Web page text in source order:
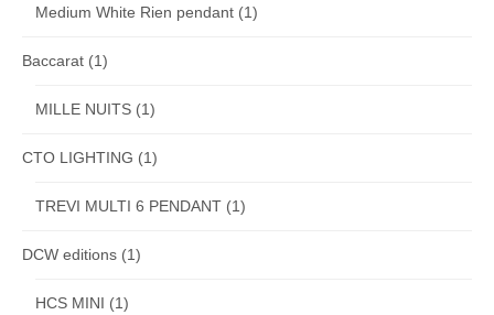
Medium White Rien pendant (1)
Baccarat (1)
MILLE NUITS (1)
CTO LIGHTING (1)
TREVI MULTI 6 PENDANT (1)
DCW editions (1)
HCS MINI (1)